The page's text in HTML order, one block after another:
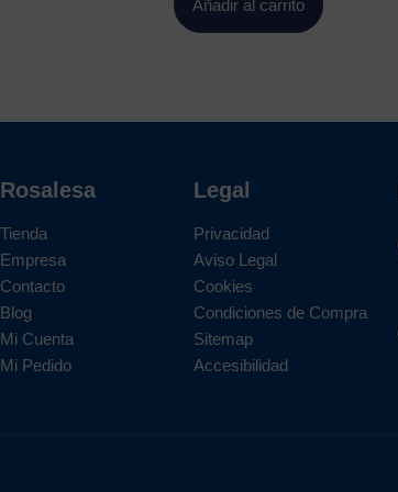
Añadir al carrito
Rosalesa
Tienda
Empresa
Contacto
Blog
Mi Cuenta
Mi Pedido
Legal
Privacidad
Aviso Legal
Cookies
Condiciones de Compra
Sitemap
Accesibilidad